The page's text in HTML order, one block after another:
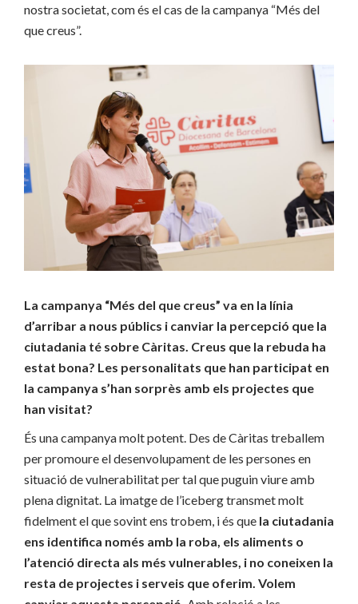
nostra societat, com és el cas de la campanya “Més del
que creus”.
La campanya “Més del que creus” va en la línia
d’arribar a nous públics i canviar la percepció que la
ciutadania té sobre Càritas. Creus que la rebuda ha
estat bona? Les personalitats que han participat en
la campanya s’han sorprès amb els projectes que
han visitat?
És una campanya molt potent. Des de Càritas treballem
per promoure el desenvolupament de les persones en
situació de vulnerabilitat per tal que puguin viure amb
plena dignitat. La imatge de l’iceberg transmet molt
fidelment el que sovint ens trobem, i és que la ciutadania
ens identifica només amb la roba, els aliments o
l’atenció directa als més vulnerables, i no coneixen la
resta de projectes i serveis que oferim. Volem